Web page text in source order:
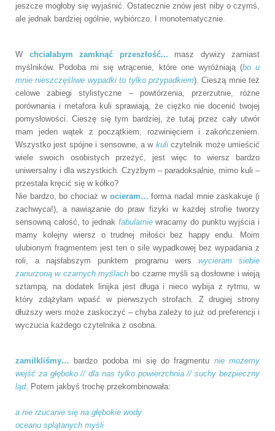
jeszcze mogłoby się wyjaśnić. Ostatecznie znów jest niby o czymś,
ale jednak bardziej ogólnie, wybiórczo. I monotematycznie.
W chciałabym zamknąć przeszłość... masz dywizy zamiast
myślników. Podoba mi się wtrącenie, które one wyróżniają (bo u
mnie nieszczęśliwe wypadki to tylko przypadkiem). Cieszą mnie też
celowe zabiegi stylistyczne – powtórzenia, przerzutnie, różne
porównania i metafora kuli sprawiają, że ciężko nie docenić twojej
pomysłowości. Cieszę się tym bardziej, że tutaj przez cały utwór
mam jeden wątek z początkiem, rozwinięciem i zakończeniem.
Wszystko jest spójne i sensowne, a w kuliczytelnik może umieścić
wiele swoich osobistych przeżyć, jest więc to wiersz bardzo
uniwersalny i dla wszystkich. Czyżbym – paradoksalnie, mimo kuli –
przestała kręcić się w kółko?
Nie bardzo, bo chociaż w ocieram… forma nadal mnie zaskakuje (i
zachwyca!), a nawiązanie do praw fizyki w każdej strofie tworzy
sensowną całość, to jednak fabularniewracamy do punktu wyjścia i
mamy kolejny wiersz o trudnej miłości bez happy endu. Moim
ulubionym fragmentem jest ten o sile wypadkowej bez wypadania z
roli, a najsłabszym punktem programu wers wycieram siebie
zanurzoną w czarnych myślach bo czarne myśli są dosłowne i wieją
sztampą, na dodatek linijka jest długa i nieco wybija z rytmu, w
który zdążyłam wpaść w pierwszych strofach. Z drugiej strony
dłuższy wers może zaskoczyć – chyba zależy to już od preferencji i
wyczucia każdego czytelnika z osobna.
zamilkliśmy… bardzo podoba mi się do fragmentu nie możemy
wejść za głęboko // dla nas tylko powierzchnia // suchy bezpieczny
ląd. Potem jakbyś trochę przekombinowała:
a nie rzucanie się na głębokie wody
oceanu splątanych myśli